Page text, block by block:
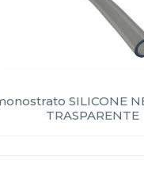
SILICONE
TRASPARENTE